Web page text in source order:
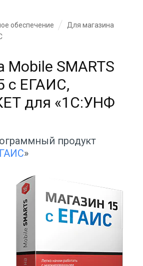
обеспечение
Для магазина
Mobile SMARTS
с ЕГАИС,
для «1С:УНФ
продукт
»